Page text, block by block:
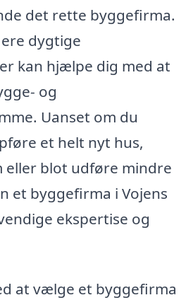
det rette byggefirma.
dygtige
kan hjælpe dig med at
og
Uanset om du
et helt nyt hus,
eller blot udføre mindre
et byggefirma i Vojens
ekspertise og
at vælge et byggefirma